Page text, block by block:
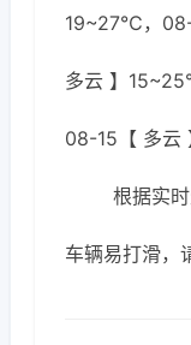
19~27℃，
多云 】
08-15【 多云
根据实
车辆易打滑，